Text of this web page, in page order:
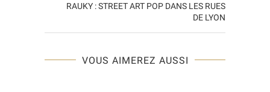
RAUKY : STREET ART POP DANS LES RUES
DE LYON
VOUS AIMEREZ AUSSI